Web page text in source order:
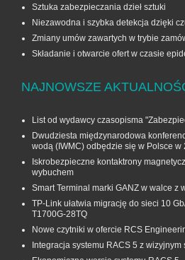
Sztuka zabezpieczania dzieł sztuki
Niezawodna i szybka detekcja dzięki
Zmiany umów zawartych w trybie
Składanie i otwarcie ofert w czasie
NAJNOWSZE
List od wydawcy czasopisma
Dwudziesta międzynarodowa
wodą (IWMC) odbędzie się w Polsce w
Iskrobezpieczne kontaktrony
wybuchem
Smart Terminal marki GANZ w walce z
TP-Link ułatwia migrację do sieci 10
T1700G‑28TQ
Nowe czytniki w ofercie RCS
Integracja systemu RACS 5 z